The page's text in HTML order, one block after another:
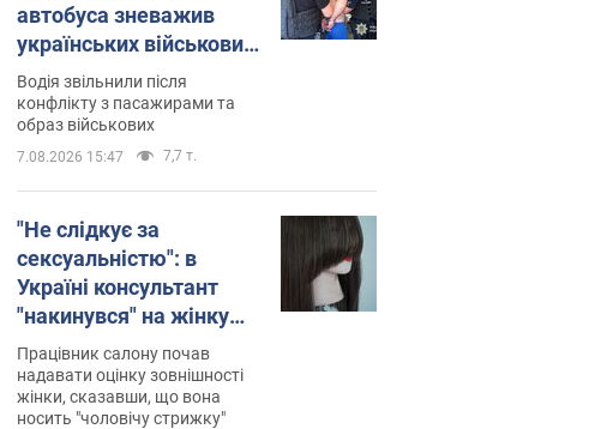
автобуса зневажив
українських військових
і поплатився. Відео
Водія звільнили після
конфлікту з пасажирами та
образ військових
7.08.2026 15:47 7,7 т.
"Не слідкує за
сексуальністю": в
Україні консультант
"накинувся" на жінку
після хімієтерапії,
розгорівся скандал.
Фото
Працівник салону почав
надавати оцінку зовнішності
жінки, сказавши, що вона
носить "чоловічу стрижку"